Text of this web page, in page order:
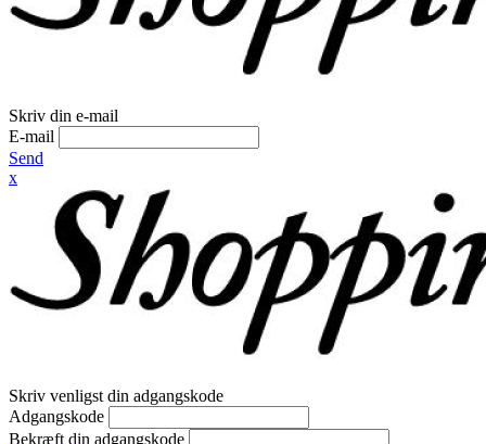
Skriv din e-mail
E-mail
Send
x
Skriv venligst din adgangskode
Adgangskode
Bekræft din adgangskode